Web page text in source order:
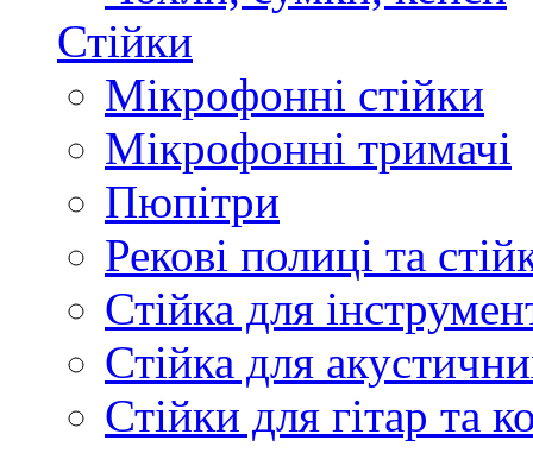
Стійки
Мікрофонні стійки
Мікрофонні тримачі
Пюпітри
Рекові полиці та
Стійка для
Стійка для
Стійки для гітар та